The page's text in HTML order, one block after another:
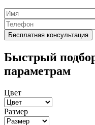
Быстрый
параметрам
Цвет
Размер